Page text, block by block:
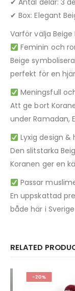
✔ Antal delar: 3
✔ Box: Elegant
Varför välja
Feminin och
Beige
perfekt för en
Meningsfull
Att ge bort
under Ramadan,
Lyxig design &
Den slitstarka
Koranen ger en
Passar
En uppskattad
både här i
RELATED
-20%